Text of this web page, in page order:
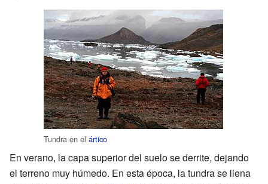
Tundra en el ártico
En verano, la capa superior del suelo se derrite, dejando
el terreno muy húmedo. En esta época, la tundra se llena